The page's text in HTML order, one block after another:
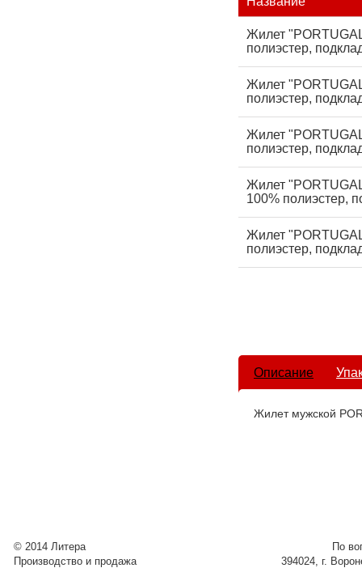
Жилет
полиэстер,
Жилет
полиэстер,
Жилет
полиэстер,
Жилет
100% полиэстер,
Жилет
полиэстер,
Описание
Жилет мужской
© 2014 Литера
Производство и продажа
По
394024, г.